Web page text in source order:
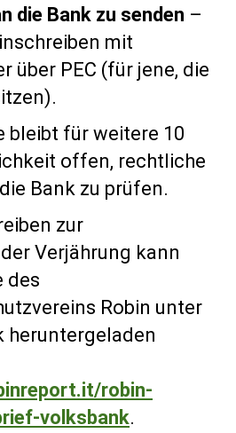
die Bank zu senden –
mit
über PEC (für jene, die
bleibt für weitere 10
offen, rechtliche
Bank zu prüfen.
zur
Verjährung kann
des
Robin unter
heruntergeladen
robin-
volksbank.